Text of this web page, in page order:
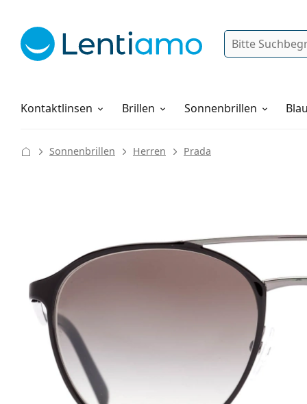
Suche
Kontaktlinsen
Pflegemittel Brillen Sonnenbrillen
Alles über den Einkauf
Sonnenbrillen Herren Prada
50 mm
Glashöhe
54 mm
Glasbreite
Glasbreite